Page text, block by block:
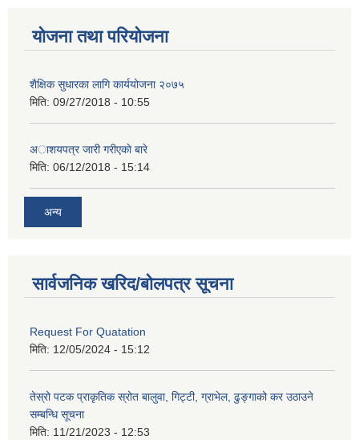
योजना तथा परियोजना
शैक्षिक सुधारका लागि कार्ययोजना २०७५
मिति: 09/27/2018 - 10:55
अाशयपत्र जारी गरीएकाे बारे
मिति: 06/12/2018 - 15:14
अन्य
सार्वजनिक खरिद/बोलपत्र सूचना
Request For Quatation
मिति: 12/05/2024 - 15:12
तेस्रो पटक प्राकृतिक स्रोत बालुवा, गिट्टी, ग्राभेल, ढुङ्गाको कर उठाउने
सम्बन्धि सूचना
मिति: 11/21/2023 - 12:53